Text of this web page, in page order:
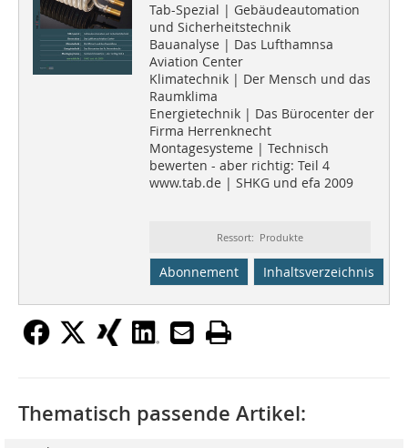
Tab-Spezial | Gebäudeautomation
und Sicherheitstechnik
Bauanalyse | Das Lufthamnsa
Aviation Center
Klimatechnik | Der Mensch und das
Raumklima
Energietechnik | Das Bürocenter der
Firma Herrenknecht
Montagesysteme | Technisch
bewerten - aber richtig: Teil 4
www.tab.de | SHKG und efa 2009
Ressort: Produkte
Abonnement Inhaltsverzeichnis
Thematisch passende Artikel: